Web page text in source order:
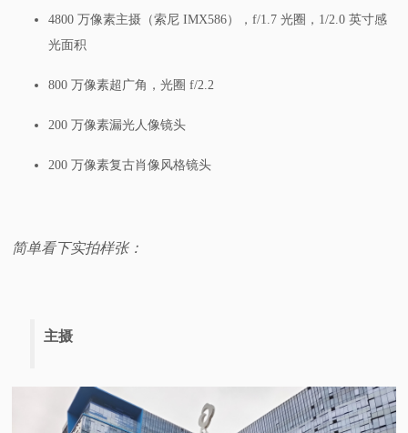
4800 万像素主摄（索尼 IMX586），f/1.7 光圈，1/2.0 英寸感
光面积
800 万像素超广角，光圈 f/2.2
200 万像素漏光人像镜头
200 万像素复古肖像风格镜头
简单看下实拍样张：
主摄